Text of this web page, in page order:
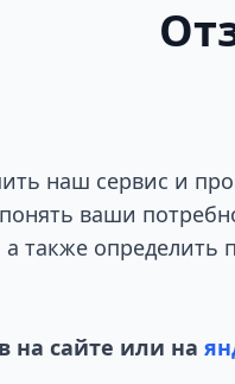
наш сервис и
ваши
также определить
на сайте или на